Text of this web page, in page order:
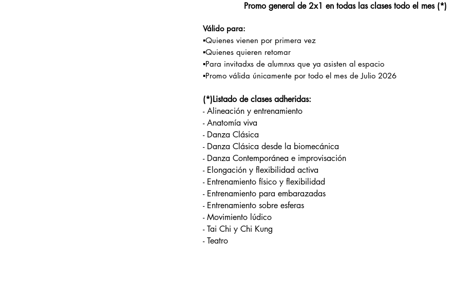
Promo general de 2x1 en todas las clases todo el mes (*)
Válido para:
▪️Quienes vienen por primera vez
▪️Quienes quieren retomar
▪️Para invitadxs de alumnxs que ya asisten al espacio
▪️Promo válida únicamente por todo el mes de Julio 2026
(*)Listado de clases adheridas:
- Alineación y entrenamiento
- Anatomía viva
- Danza Clásica
- Danza Clásica desde la biomecánica
- Danza Contemporánea e improvisación
- Elongación y flexibilidad activa
- Entrenamiento físico y flexibilidad
- Entrenamiento para embarazadas
- Entrenamiento sobre esferas
- Movimiento lúdico
- Tai Chi y Chi Kung
- Teatro